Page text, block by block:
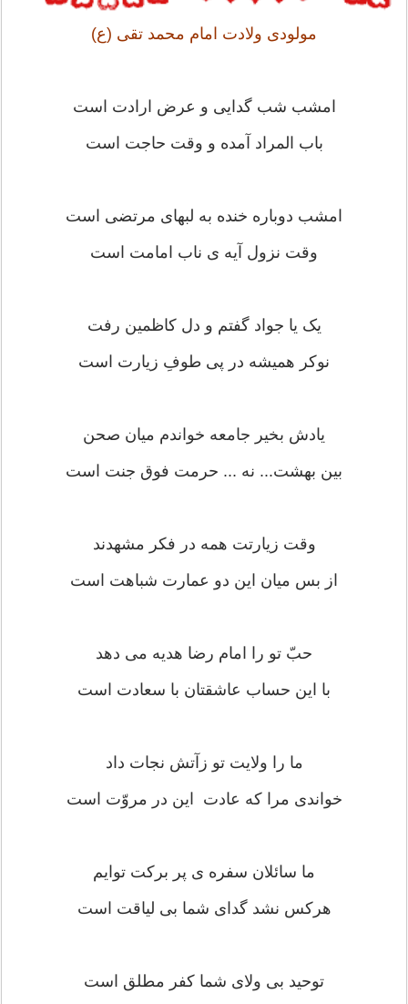
مولودی ولادت امام محمد تقی (ع)
امشب شب گدایی و عرض ارادت است
باب المراد آمده و وقت حاجت است
امشب دوباره خنده به لبهای مرتضی است
وقت نزول آیه ی ناب امامت است
یک یا جواد گفتم و دل کاظمین رفت
نوکر همیشه در پی طوفِ زیارت است
یادش بخیر جامعه خواندم میان صحن
بین بهشت... نه ... حرمت فوق جنت است
وقت زیارتت همه در فکر مشهدند
از بس میان این دو عمارت شباهت است
حبّ تو را امام رضا هدیه می دهد
با این حساب عاشقتان با سعادت است
ما را ولایت تو زآتش نجات داد
خواندی مرا که عادت این در مروّت است
ما سائلان سفره ی پر برکت توایم
هرکس نشد گدای شما بی لیاقت است
توحید بی ولای شما کفر مطلق است